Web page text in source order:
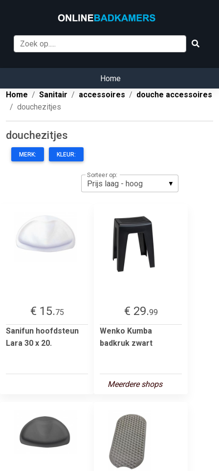
Home
Home
Sanitair accessoires
douche accessoires
douchezitjes
douchezitjes
MERK: KLEUR:
Sorteer op:
€ 15.75
Sanifun hoofdsteun
Lara 30 x 20.
€ 29.99
Wenko Kumba
badkruk zwart
Meerdere shops